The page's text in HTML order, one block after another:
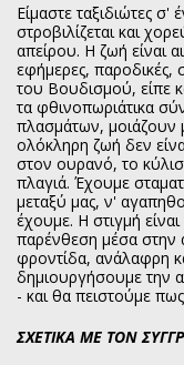
Είμαστε ταξιδιώτες σ'
στροβιλίζεται και
απείρου. Η ζωή είναι
εφήμερες, παροδικές,
του Βουδισμού, είπε
τα φθινοπωριάτικα
πλασμάτων, μοιάζουν
ολόκληρη ζωή δεν
στον ουρανό, το
πλαγιά. Έχουμε
μεταξύ μας, ν'
έχουμε. Η στιγμή
παρένθεση μέσα στην
φροντίδα, ανάλαφρη
δημιουργήσουμε την
- και θα πειστούμε
ΣΧΕΤΙΚΑ ΜΕ ΤΟΝ